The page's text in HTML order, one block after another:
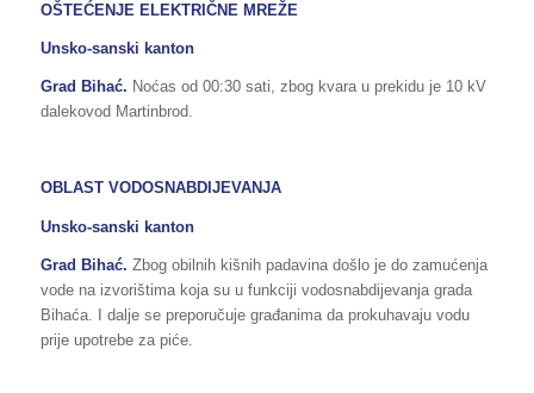
OŠTEĆENJE ELEKTRIČNE MREŽE
Unsko-sanski kanton
Grad Bihać. Noćas od 00:30 sati, zbog kvara u prekidu je 10 kV
dalekovod Martinbrod.
OBLAST VODOSNABDIJEVANJA
Unsko-sanski kanton
Grad Bihać. Zbog obilnih kišnih padavina došlo je do zamućenja
vode na izvorištima koja su u funkciji vodosnabdijevanja grada
Bihaća. I dalje se preporučuje građanima da prokuhavaju vodu
prije upotrebe za piće.